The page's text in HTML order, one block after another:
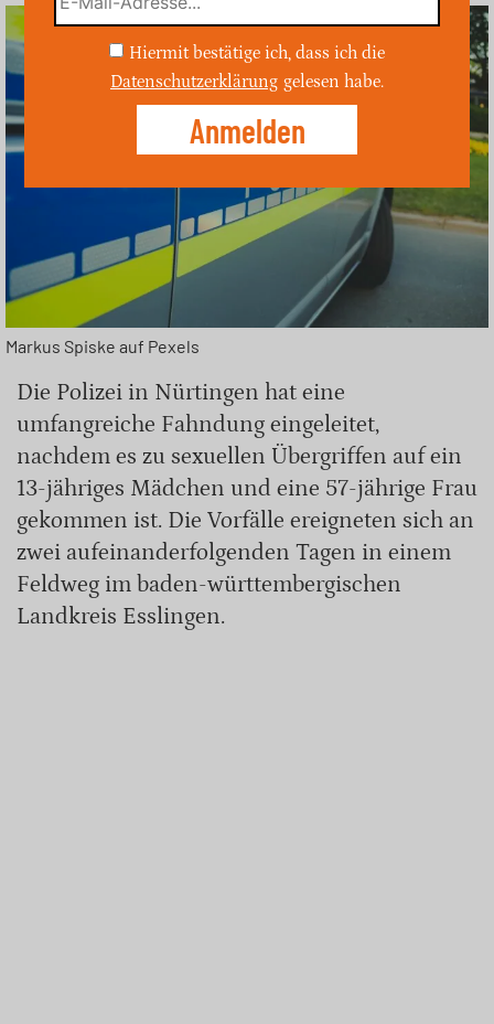
Markus Spiske auf Pexels
Die Polizei in Nürtingen hat eine
umfangreiche Fahndung eingeleitet,
nachdem es zu sexuellen Übergriffen auf ein
13-jähriges Mädchen und eine 57-jährige Frau
gekommen ist. Die Vorfälle ereigneten sich an
zwei aufeinanderfolgenden Tagen in einem
Feldweg im baden-württembergischen
Landkreis Esslingen.
Hiermit bestätige ich, dass ich die
Datenschutzerklärung gelesen habe.